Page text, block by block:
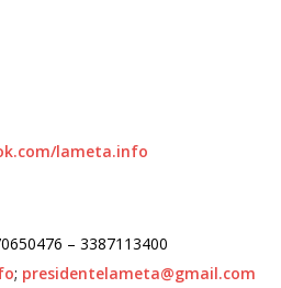
lameta.info
– 3387113400
; presidentelameta@gmail.com